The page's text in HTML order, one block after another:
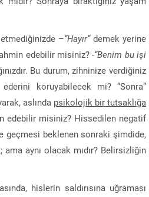
–“Hayır”demek yerine
edebilir misiniz?-“Benim bu işi
Bu durum, zihninize verdiğiniz
ederini koruyabilecek mi? “Sonra”
aslında psikolojik bir tutsaklığa
edebilir misiniz? Hissedilen negatif
geçmesi beklenen sonraki şimdide,
aynı olacak mıdır? Belirsizliğin
hislerin saldırısına uğraması